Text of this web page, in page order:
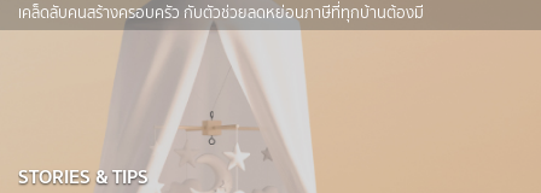
เคล็ดลับคนสร้างครอบครัว กับตัวช่วยลดหย่อนภาษีที่ทุกบ้านต้องมี
STORIES & TIPS